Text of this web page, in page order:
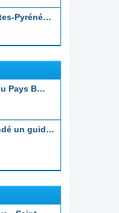
Pyréné…
Pays B…
un guid…